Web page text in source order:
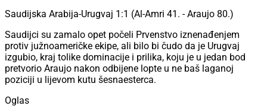
Saudijska Arabija-Urugvaj 1:1 (Al-Amri 41. - Araujo 80.)
Saudijci su zamalo opet počeli Prvenstvo iznenađenjem
protiv južnoameričke ekipe, ali bilo bi čudo da je Urugvaj
izgubio, kraj tolike dominacije i prilika, koju je u jedan bod
pretvorio Araujo nakon odbijene lopte u ne baš laganoj
poziciji u lijevom kutu šesnaesterca.
Oglas